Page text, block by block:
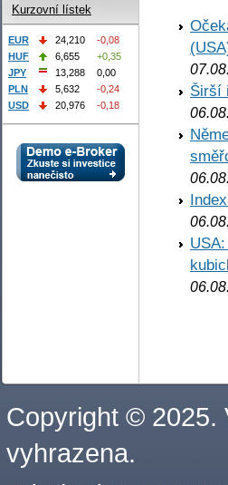
Širší
Kurzovní lístek
EUR 24,210
-0,08
HUF
6,655
+0,35
JPY
13,288
0,00
PLN
5,632
-0,24
USD
20,976 -0,18
Copyright © 2025.
vyhrazena.